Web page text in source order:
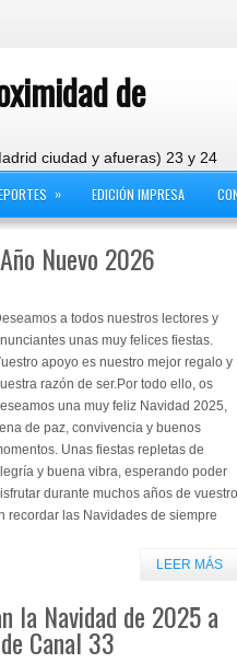
de
ciudad y afueras) 23 y 24
» EDICIÓN IMPRESA
Nuevo 2026
a todos nuestros lectores y
unas muy felices fiestas.
apoyo es nuestro mejor regalo y
razón de ser.Por todo ello, os
una muy feliz Navidad 2025,
llena de paz, convivencia y buenos
Unas fiestas repletas de
y buena vibra, esperando poder
durante muchos años de vuestro
recordar las Navidades de siempre
LEER MÁS
la Navidad de 2025 a
Canal 33